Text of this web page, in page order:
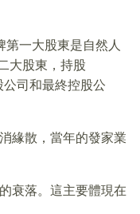
一大股東是自然人
大股東，持股
司和最終控股公
緣散，當年的發家業
衰落。這主要體現在